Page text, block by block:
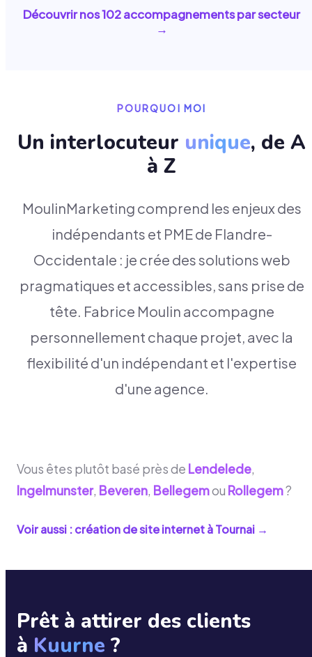
Découvrir nos102accompagnements par secteur
→
POURQUOI MOI
Un interlocuteur unique, de A
à Z
MoulinMarketing comprend les enjeux des
indépendants et PME de Flandre-
Occidentale : je crée des solutions web
pragmatiques et accessibles, sans prise de
tête. Fabrice Moulin accompagne
personnellement chaque projet, avec la
flexibilité d'un indépendant et l'expertise
d'une agence.
Vous êtes plutôt basé près de Lendelede,
Ingelmunster, Beveren, Bellegemou Rollegem?
Voir aussi : création de site internet àTournai →
Prêt à attirer des clients
à Kuurne ?